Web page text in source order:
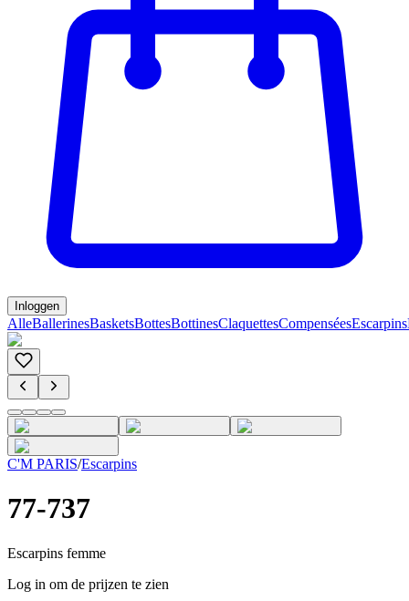
Inloggen
AlleBallerinesBasketsBottesBottinesClaquettesCompenséesEscarpins
C'M PARIS/Escarpins
77-737
Escarpins femme
Log in om de prijzen te zien